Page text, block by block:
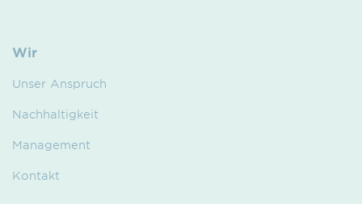
Wir
Unser Anspruch
Nachhaltigkeit
Management
Kontakt